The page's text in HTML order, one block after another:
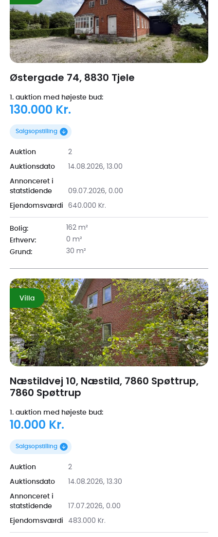
Østergade 74, 8830 Tjele
1. auktion med højeste bud:
130.000 Kr.
Salgsopstilling
Auktion 2
Auktionsdato 14.08.2026, 13.00
Annonceret i
statstidende
09.07.2026, 0.00
Ejendomsværdi 640.000 Kr.
Bolig: 162 m²
Erhverv: 0 m²
Grund: 30 m²
Villa
Næstildvej 10, Næstild, 7860 Spøttrup,
7860 Spøttrup
1. auktion med højeste bud:
10.000 Kr.
Salgsopstilling
Auktion 2
Auktionsdato 14.08.2026, 13.30
Annonceret i
statstidende
17.07.2026, 0.00
Ejendomsværdi 483.000 Kr.